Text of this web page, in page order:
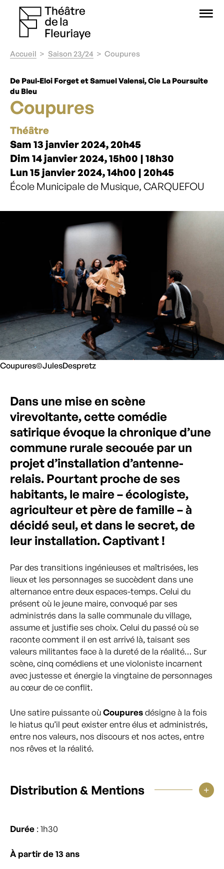
Accueil Saison 23/24 Coupures
De Paul-Eloi Forget et Samuel Valensi, Cie La Poursuite
du Bleu
Coupures
Théâtre
Sam 13 janvier 2024, 20h45
Dim 14 janvier 2024, 15h00 | 18h30
Lun 15 janvier 2024, 14h00 | 20h45
École Municipale de Musique, CARQUEFOU
Coupures©JulesDespretz
Dans une mise en scène
virevoltante, cette comédie
satirique évoque la chronique d’une
commune rurale secouée par un
projet d’installation d’antenne-
relais. Pourtant proche de ses
habitants, le maire – écologiste,
agriculteur et père de famille – à
décidé seul, et dans le secret, de
leur installation. Captivant !
Par des transitions ingénieuses et maîtrisées, les
lieux et les personnages se succèdent dans une
alternance entre deux espaces-temps. Celui du
présent où le jeune maire, convoqué par ses
administrés dans la salle communale du village,
assume et justifie ses choix. Celui du passé où se
raconte comment il en est arrivé là, taisant ses
valeurs militantes face à la dureté de la réalité… Sur
scène, cinq comédiens et une violoniste incarnent
avec justesse et énergie la vingtaine de personnages
au cœur de ce conflit.
Une satire puissante oùCoupuresdésigne à la fois
le hiatus qu’il peut exister entre élus et administrés,
entre nos valeurs, nos discours et nos actes, entre
nos rêves et la réalité.
Distribution & Mentions
Durée : 1h30
À partir de 13 ans